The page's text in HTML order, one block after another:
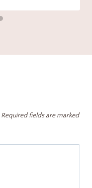
Required fields are marked